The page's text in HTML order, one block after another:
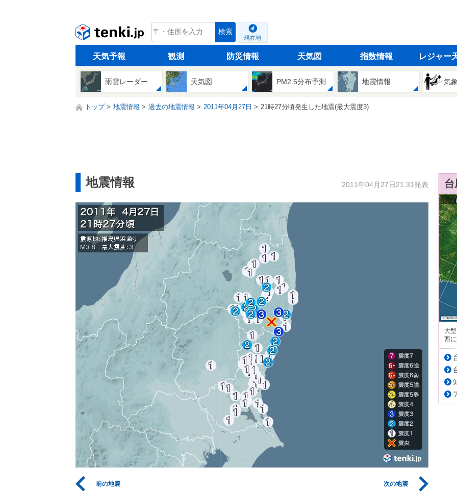
tenki.jp 検索
現在地
天気予報 観測 防災情報 天気図 指数情報 レジャー
雨雲レーダー 天気図 PM2.5分布予測 地震情報 気
トップ 地震情報 過去の地震情報 2011年04月27日 21時27分頃発生した地震(最大震度3)
地震情報 2011年04月27日21:31発表
前の地震 次の地震
大
西